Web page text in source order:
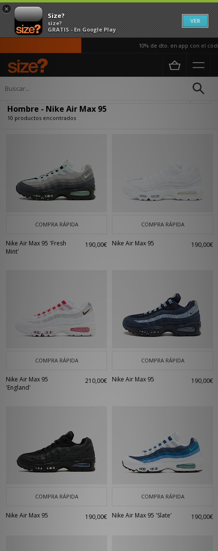
×
Size?
size?
GRATIS - En Google Play
VER
10% de dto. en app con el
Página principal
Hombre - Nike Air Max 95
10 productos encontrados
COMPRA RÁPIDA
Nike Air Max 95 'Fresh
Mint'
190,00€
COMPRA RÁPIDA
Nike Air Max 95 190,00€
COMPRA RÁPIDA
Nike Air Max 95
'England'
210,00€
COMPRA RÁPIDA
Nike Air Max 95 190,00€
COMPRA RÁPIDA
Nike Air Max 95 190,00€
COMPRA RÁPIDA
Nike Air Max 95 'Slate' 190,00€